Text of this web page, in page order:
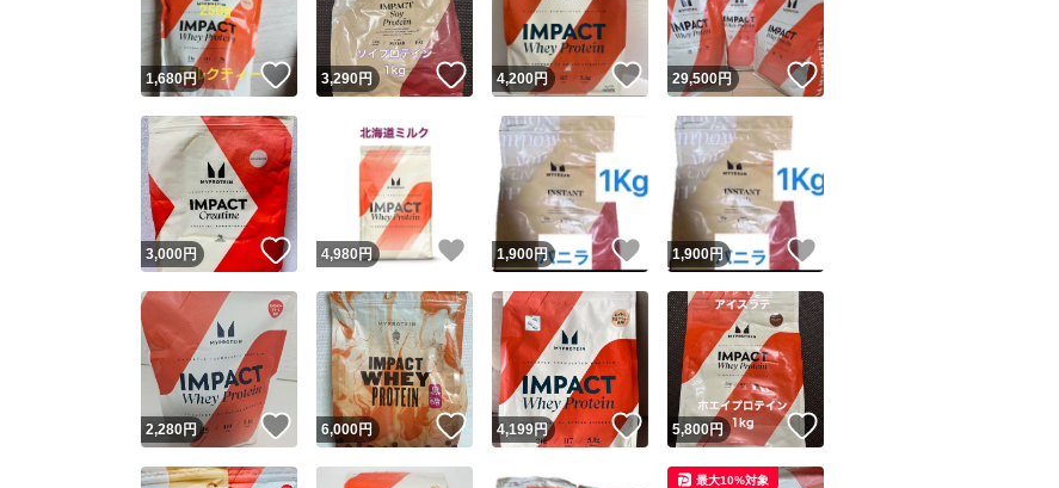
ユーザーの実績について
Yahoo!フリマが定めた一定の基準を満たしたユーザーにバッジを付与しています
1,680円 いいね！
3,290円 いいね！
4,200円 いいね！
29,500円 いいね！
3,000円 いいね！
4,980円 いいね！
1,900円 いいね！
1,900円
2,280円 いいね！
6,000円 いいね！
4,199円 いいね！
5,800円 いいね！
最大10%対象